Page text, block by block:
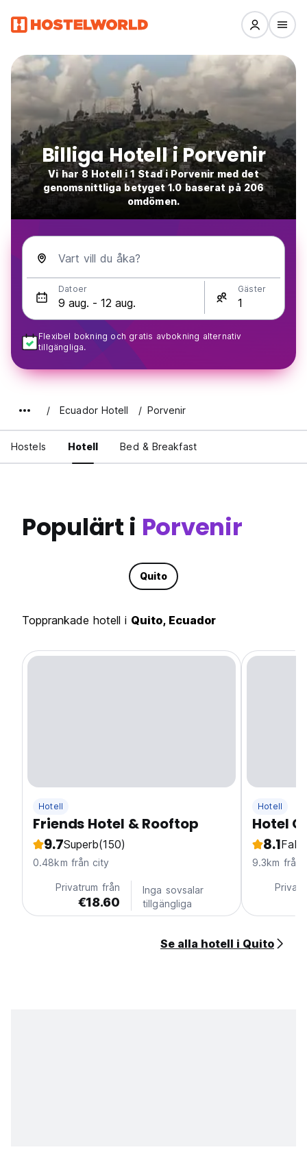
Billiga Hotell i Porvenir
Vi har 8 Hotell i 1 Stad i Porvenir med det
genomsnittliga betyget 1.0 baserat på 206
omdömen.
Vart vill du åka?
Datoer Gäster
Flexibel bokning och gratis avbokning alternativ
tillgängliga.
Ecuador Hotell Porvenir
Hostels Hotell Bed & Breakfast
Populärt i Porvenir
Quito
Topprankade hotell i Quito, Ecuador
Hotell
Friends Hotel & Rooftop
9.7Superb(150)
0.48km från city
Privatrum från
€18.60
Inga sovsalar
tillgängliga
Hotell
Hotel
8.1
9.3km från
Se alla hotell i Quito